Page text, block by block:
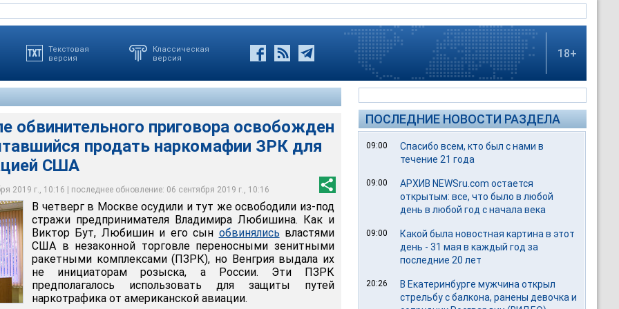
Текстовая
версия
Классическая
версия
18+
обвинительного приговора освобожден
продать наркомафии ЗРК для
США
2019 г., 10:16 | последнее обновление: 06 сентября 2019 г., 10:16
и тут же освободили из-под стражи предпринимателя
Тихонов
и его сын обвинялись властями США в незаконной
зенитными ракетными комплексами (ПЗРК), но Венгрия
розыска, а России. Эти ПЗРК предполагалось
путей наркотрафика от американской авиации
Любишина, обвиняемого Следственным комитетом
оружия (ч. 1 ст. 226.1 УК РФ), Нагатинский районный суд
порядке
Акишин
Виктор Орбан заявил, что, выдав Любишиных Москве
международной практике". А журналист Саболч Паный,
о "деле Любишиных", был обвинен газетой Origo в
спецслужбы", которые "поддерживают тесные контакты с
США"
России
В четверг в Москве осудили и тут же освободили из-под
стражи предпринимателя Владимира Любишина. Как и
Виктор Бут, Любишин и его сын обвинялись властями
США в незаконной торговле переносными зенитными
ракетными комплексами (ПЗРК), но Венгрия выдала их
не инициаторам розыска, а России. Эти ПЗРК
предполагалось использовать для защиты путей
наркотрафика от американской авиации.
ПОСЛЕДНИЕ НОВОСТИ РАЗДЕЛА
09:00
Спасибо всем, кто был с нами в
течение 21 года
09:00
АРХИВ NEWSru.com остается
открытым: все, что было в любой
день в любой год с начала века
09:00
Какой была новостная картина в этот
день - 31 мая в каждый год за
последние 20 лет
20:26
В Екатеринбурге мужчина открыл
стрельбу с балкона, ранены девочка и